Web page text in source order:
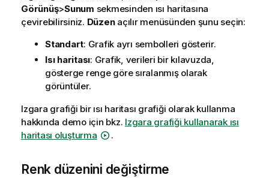
Görünüş>Sunum sekmesinden ısı haritasına
çevirebilirsiniz. Düzenaçılır menüsünden şunu seçin:
Standart: Grafik ayrı sembolleri gösterir.
Isı haritası: Grafik, verileri bir kılavuzda,
gösterge renge göre sıralanmış olarak
görüntüler.
Izgara grafiği bir ısı haritası grafiği olarak kullanma
hakkında demo için bkz. Izgara grafiği kullanarak ısı
haritası oluşturma
.
Renk düzenini değiştirme